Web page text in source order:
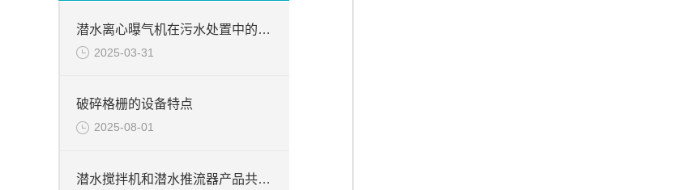
潜水离心曝气机在污水处置中的使用
2025-03-31
破碎格栅的设备特点
2025-08-01
潜水搅拌机和潜水推流器产品共同点